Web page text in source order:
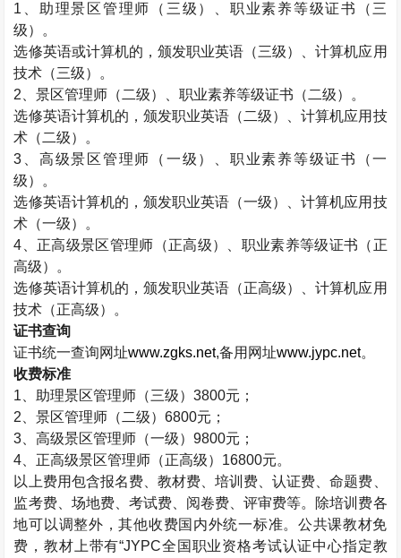
1 、助理景区管理师（三级）、职业素养等级证书（三
级）。
选修英语或计算机的，颁发职业英语（三级）、计算机应用
技术（三级）。
2 、景区管理师（二级）、职业素养等级证书（二级）。
选修英语计算机的，颁发职业英语（二级）、计算机应用技
术（二级）。
3 、高级景区管理师（一级）、职业素养等级证书（一
级）。
选修英语计算机的，颁发职业英语（一级）、计算机应用技
术（一级）。
4 、正高级景区管理师（正高级）、职业素养等级证书（正
高级）。
选修英语计算机的，颁发职业英语（正高级）、计算机应用
技术（正高级）。
证书查询
证书统一查询网址www.zgks.net,备用网址www.jypc.net。
收费标准
1 、助理景区管理师（三级）3800元；
2 、景区管理师（二级）6800元；
3 、高级景区管理师（一级）9800元；
4 、正高级景区管理师（正高级） 16800元。
以上费用包含报名费、教材费、培训费、认证费、命题费、
监考费、场地费、考试费、阅卷费、评审费等。除培训费各
地可以调整外，其他收费国内外统一标准。公共课教材免
费，教材上带有“JYPC全国职业资格考试认证中心指定教